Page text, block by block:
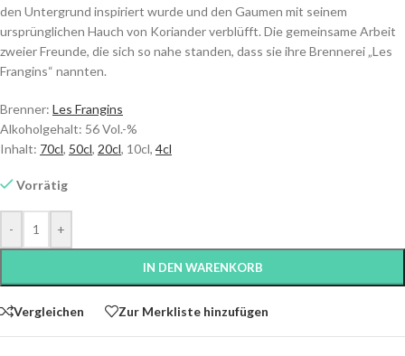
den Untergrund inspiriert wurde und den Gaumen mit seinem
ursprünglichen Hauch von Koriander verblüfft. Die gemeinsame Arbeit
zweier Freunde, die sich so nahe standen, dass sie ihre Brennerei „Les
Frangins“ nannten.
Brenner: Les Frangins
Alkoholgehalt: 56 Vol.-%
Inhalt: 70cl, 50cl, 20cl, 10cl, 4cl
Vorrätig
- +
IN DEN WARENKORB
Vergleichen Zur Merkliste hinzufügen